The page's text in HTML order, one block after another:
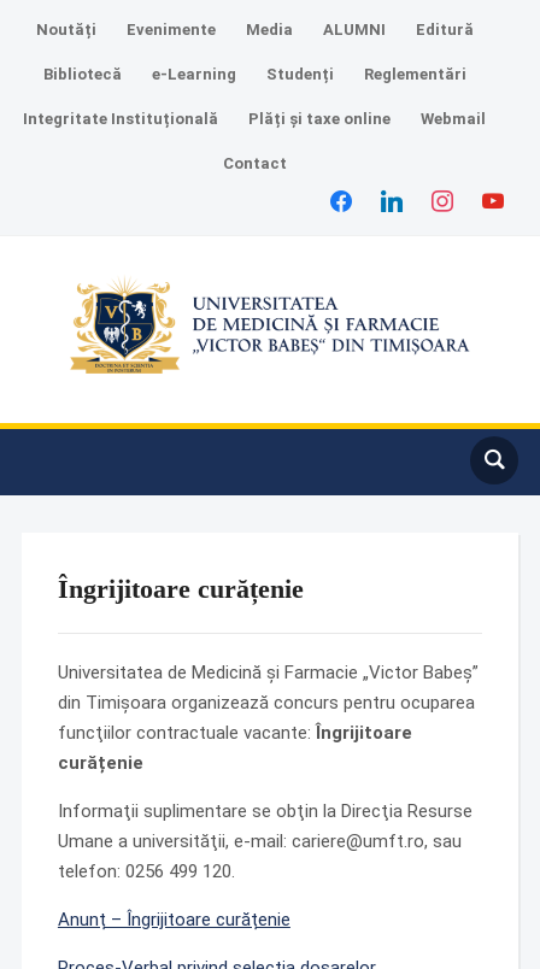
Noutăți Evenimente Media ALUMNI Editură
Bibliotecă e-Learning Studenți Reglementări
Integritate Instituțională Plăți și taxe online Webmail
Contact
facebooklinkedin instagramyoutube
Îngrijitoare curățenie
Universitatea de Medicină şi Farmacie „Victor Babeş”
din Timişoara organizează concurs pentru ocuparea
funcţiilor contractuale vacante:Îngrijitoare
curățenie
Informaţii suplimentare se obţin la Direcţia Resurse
Umane a universităţii, e-mail: cariere@umft.ro, sau
telefon: 0256 499 120.
Anunț – Îngrijitoare curățenie